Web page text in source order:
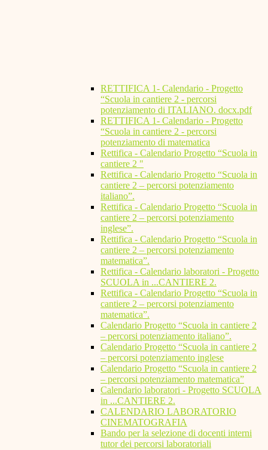
RETTIFICA 1- Calendario - Progetto
“Scuola in cantiere 2 - percorsi
potenziamento di ITALIANO. docx.pdf
RETTIFICA 1- Calendario - Progetto
“Scuola in cantiere 2 - percorsi
potenziamento di matematica
Rettifica - Calendario Progetto “Scuola in
cantiere 2 "
Rettifica - Calendario Progetto “Scuola in
cantiere 2 – percorsi potenziamento
italiano”.
Rettifica - Calendario Progetto “Scuola in
cantiere 2 – percorsi potenziamento
inglese”.
Rettifica - Calendario Progetto “Scuola in
cantiere 2 – percorsi potenziamento
matematica”.
Rettifica - Calendario laboratori - Progetto
SCUOLA in ...CANTIERE 2.
Rettifica - Calendario Progetto “Scuola in
cantiere 2 – percorsi potenziamento
matematica”.
Calendario Progetto “Scuola in cantiere 2
– percorsi potenziamento italiano”.
Calendario Progetto “Scuola in cantiere 2
– percorsi potenziamento inglese
Calendario Progetto “Scuola in cantiere 2
– percorsi potenziamento matematica”
Calendario laboratori - Progetto SCUOLA
in ...CANTIERE 2.
CALENDARIO LABORATORIO
CINEMATOGRAFIA
Bando per la selezione di docenti interni
tutor dei percorsi laboratoriali